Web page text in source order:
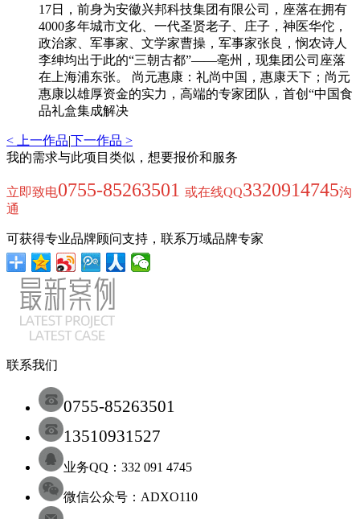
17日，前身为安徽兴邦科技集团有限公司，座落在拥有
4000多年城市文化、一代圣贤老子、庄子，神医华佗，
政治家、军事家、文学家曹操，军事家张良，悯农诗人
李绅均出于此的“三朝古都”——亳州，现集团公司座落
在上海浦东张。 尚元惠康：礼尚中国，惠康天下；尚元
惠康以雄厚资金的实力，高端的专家团队，首创“中国食
品礼盒集成解决
< 上一作品|下一作品 >
我的需求与此项目类似，想要报价和服务
立即致电0755-85263501 或在线QQ3320914745沟
通
可获得专业品牌顾问支持，联系万域品牌专家
联系我们
0755-85263501
13510931527
业务QQ：332 091 4745
微信公众号：ADXO110